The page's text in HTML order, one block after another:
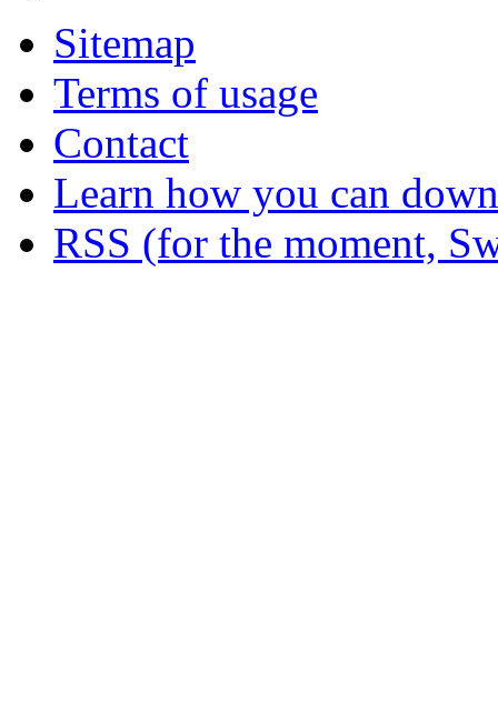
Sitemap
Terms of usage
Contact
Learn how you can
RSS (for the moment,